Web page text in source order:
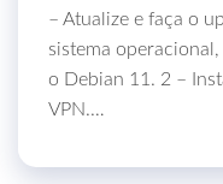
– Atualize e faça o
sistema
o Debian 11. 2 –
VPN.…